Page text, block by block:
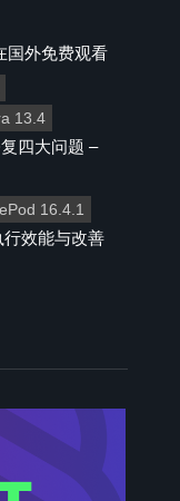
国外免费观看
13.4
四大问题 –
16.4.1
行效能与改善